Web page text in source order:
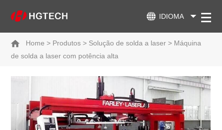
IDIOMA
Home > Produtos > Solução de solda a laser > Máquina
de solda a laser com potência alta